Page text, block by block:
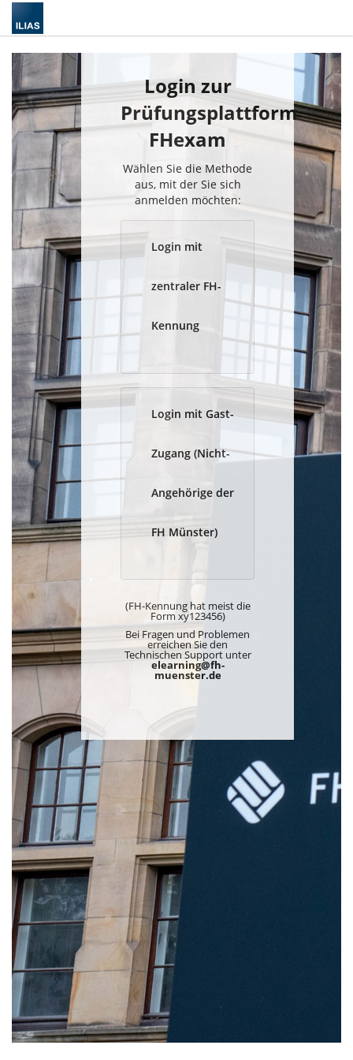
Login zur
Prüfungsplattform
FHexam
Wählen Sie die Methode
aus, mit der Sie sich
anmelden möchten:
Login mit
zentraler FH-
Kennung
Login mit Gast-
Zugang (Nicht-
Angehörige der
FH Münster)
(FH-Kennung hat meist die
Form xy123456)
Bei Fragen und Problemen
erreichen Sie den
Technischen Support unter
elearning@fh-
muenster.de